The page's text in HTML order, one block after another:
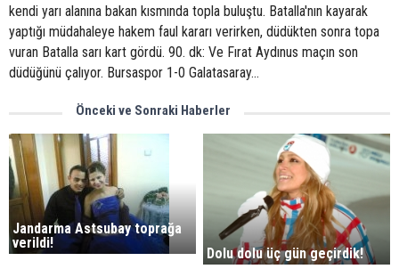
kendi yarı alanına bakan kısmında topla buluştu. Batalla'nın kayarak
yaptığı müdahaleye hakem faul kararı verirken, düdükten sonra topa
vuran Batalla sarı kart gördü. 90. dk: Ve Fırat Aydınus maçın son
düdüğünü çalıyor. Bursaspor 1-0 Galatasaray...
Önceki ve Sonraki Haberler
Jandarma Astsubay toprağa
verildi!
Dolu dolu üç gün geçirdik!